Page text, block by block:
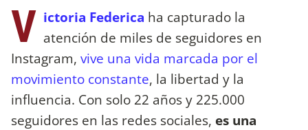
V ictoria Federica ha capturado la
atención de miles de seguidores en
Instagram, vive una vida marcada por el
movimiento constante, la libertad y la
influencia. Con solo 22 años y 225.000
seguidores en las redes sociales, es una